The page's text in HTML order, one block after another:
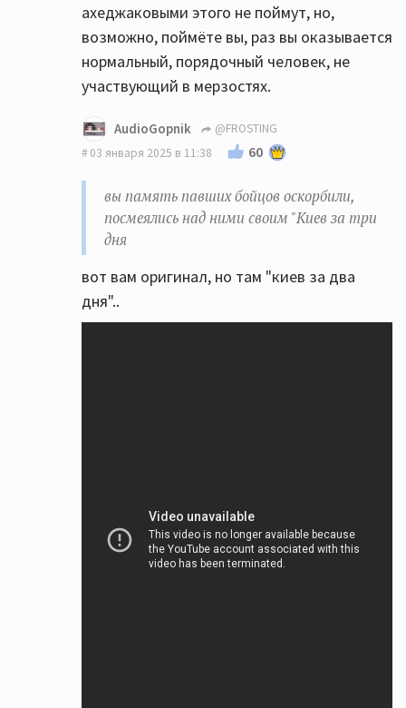
ахеджаковыми этого не поймут, но,
возможно, поймёте вы, раз вы оказывается
нормальный, порядочный человек, не
участвующий в мерзостях.
AudioGopnik
@FROSTING
03 января 2025 в 11:38
60
вы память павших бойцов оскорбили,
посмеялись над ними своим "Киев за три
дня
вот вам оригинал, но там "киев за два
дня"..